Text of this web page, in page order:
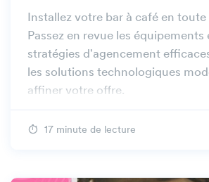
Installez votre bar à café en
Passez en revue les équipements
stratégies d'agencement
les solutions technologiques
affiner votre offre.
17 minute de lecture